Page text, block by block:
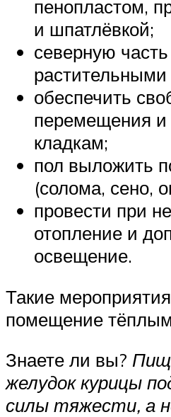
пенопластом,
и шпатлёвкой;
северную
обеспечить
перемещения и
кладкам;
пол выложить
(солома, сено,
провести при
отопление и
освещение.
Такие
помещение
Знаете ли вы?
желудок курицы
силы тяжести, а